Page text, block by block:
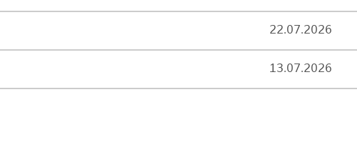
22.07.2026
13.07.2026